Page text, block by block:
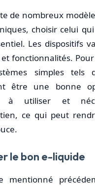
de nombreux
choisir celui
Les dispositifs
fonctionnalités.
simples tels
être une bonne
à utiliser et
ce qui peut
le bon e-liquide
mentionné